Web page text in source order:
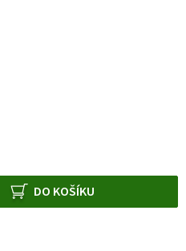
DO KOŠÍKU